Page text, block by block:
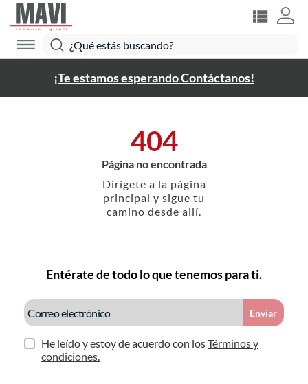
¡Te estamos esperando Contáctanos!
404
Página no encontrada
Dirígete a la página
principal y sigue tu
camino desde allí.
Entérate de todo lo que tenemos para ti.
Enviar
He leído y estoy de acuerdo con losTérminos y
condiciones.